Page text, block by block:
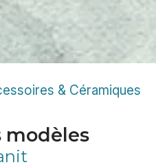
& Céramiques
modèles